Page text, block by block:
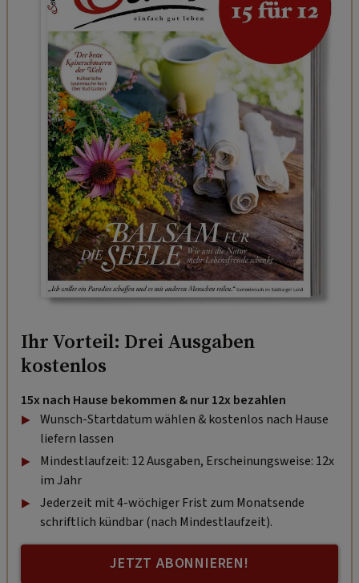
Ihr Vorteil: Drei Ausgaben
kostenlos
15x nach Hause bekommen & nur 12x bezahlen
Wunsch-Startdatum wählen & kostenlos nach Hause
liefern lassen
Mindestlaufzeit: 12 Ausgaben, Erscheinungsweise: 12x
im Jahr
Jederzeit mit 4-wöchiger Frist zum Monatsende
schriftlich kündbar (nach Mindestlaufzeit).
JETZT ABONNIEREN!